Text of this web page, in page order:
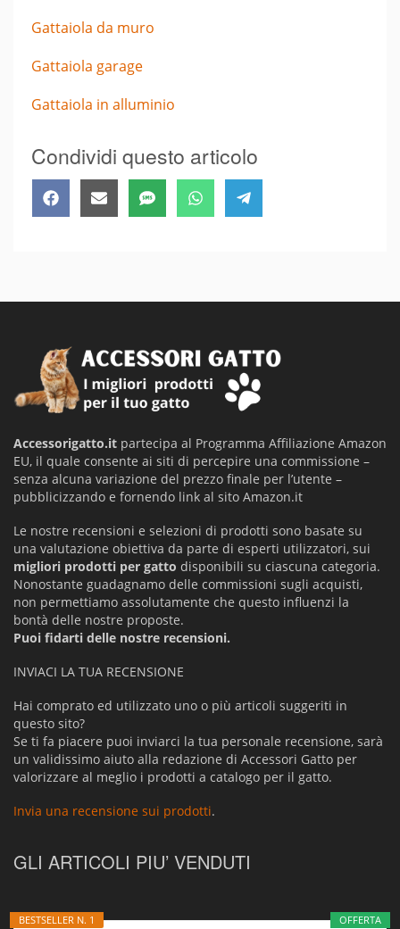
Gattaiola da muro
Gattaiola garage
Gattaiola in alluminio
Condividi questo articolo
Share
on
FacebookShare
on
Email Share
on
SMS Share
on
WhatsAppShare
on
Accessorigatto.it partecipa al Programma Affiliazione Amazon
EU, il quale consente ai siti di percepire una commissione –
senza alcuna variazione del prezzo finale per l’utente –
pubblicizzando e fornendo link al sito Amazon.it
Le nostre recensioni e selezioni di prodotti sono basate su
una valutazione obiettiva da parte di esperti utilizzatori, sui
migliori prodotti per gatto disponibili su ciascuna categoria.
Nonostante guadagnamo delle commissioni sugli acquisti,
non permettiamo assolutamente che questo influenzi la
bontà delle nostre proposte.
Puoi fidarti delle nostre recensioni.
INVIACI LA TUA RECENSIONE
Hai comprato ed utilizzato uno o più articoli suggeriti in
questo sito?
Se ti fa piacere puoi inviarci la tua personale recensione, sarà
un validissimo aiuto alla redazione di Accessori Gatto per
valorizzare al meglio i prodotti a catalogo per il gatto.
Invia una recensione sui prodotti.
GLI ARTICOLI PIU’ VENDUTI
OFFERTA
BESTSELLER N. 1